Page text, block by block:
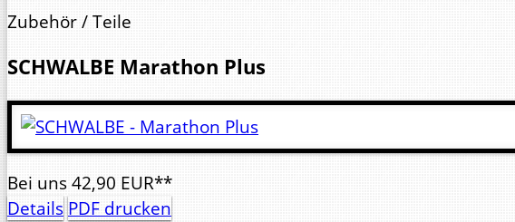
Zubehör / Teile
SCHWALBE Marathon Plus
Bei uns42,90 EUR**
Details PDF drucken